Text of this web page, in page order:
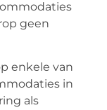
geen
enkele van
in
als